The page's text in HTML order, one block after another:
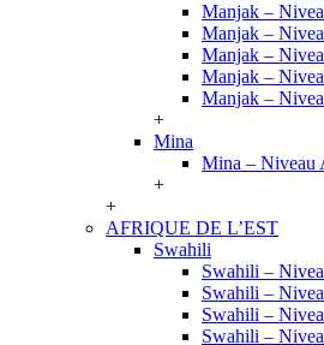
Manjak –
Manjak –
Manjak –
Manjak –
Manjak –
+
Mina
Mina – Niveau
+
+
AFRIQUE DE L’EST
Swahili
Swahili –
Swahili –
Swahili –
Swahili –